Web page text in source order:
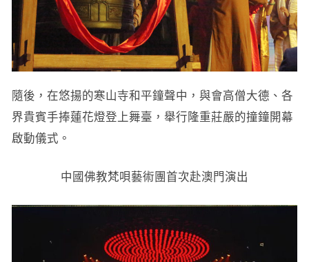
隨後，在悠揚的寒山寺和平鐘聲中，與會高僧大德、各
界貴賓手捧蓮花燈登上舞臺，舉行隆重莊嚴的撞鐘開幕
啟動儀式。
中國佛教梵唄藝術團首次赴澳門演出